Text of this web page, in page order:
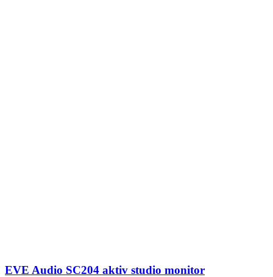
EVE Audio SC204 aktiv studio monitor